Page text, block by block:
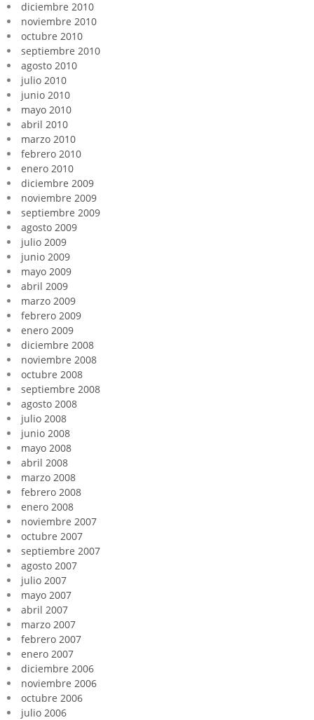
diciembre 2010
noviembre 2010
octubre 2010
septiembre 2010
agosto 2010
julio 2010
junio 2010
mayo 2010
abril 2010
marzo 2010
febrero 2010
enero 2010
diciembre 2009
noviembre 2009
septiembre 2009
agosto 2009
julio 2009
junio 2009
mayo 2009
abril 2009
marzo 2009
febrero 2009
enero 2009
diciembre 2008
noviembre 2008
octubre 2008
septiembre 2008
agosto 2008
julio 2008
junio 2008
mayo 2008
abril 2008
marzo 2008
febrero 2008
enero 2008
noviembre 2007
octubre 2007
septiembre 2007
agosto 2007
julio 2007
mayo 2007
abril 2007
marzo 2007
febrero 2007
enero 2007
diciembre 2006
noviembre 2006
octubre 2006
julio 2006